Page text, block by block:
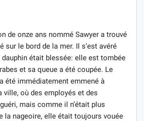
de onze ans nommé Sawyer a trouvé
sur le bord de la mer. Il s’est avéré
était blessée: elle est tombée
et sa queue a été coupée. Le
été immédiatement emmené à
ville, où des employés et des
mais comme il n’était plus
la nageoire, elle était toujours vouée